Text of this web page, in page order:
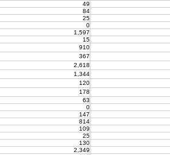
49
84
25
0
1,597
15
910
367
2,618
1,344
120
178
63
0
147
814
109
25
130
2,349